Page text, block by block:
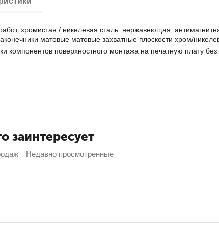
хромистая / никелевая сталь: нержавеющая,
матовые матовые захватные плоскости хром/
компонентов поверхностного монтажа на печатную плату
заинтересует
Недавно просмотренные